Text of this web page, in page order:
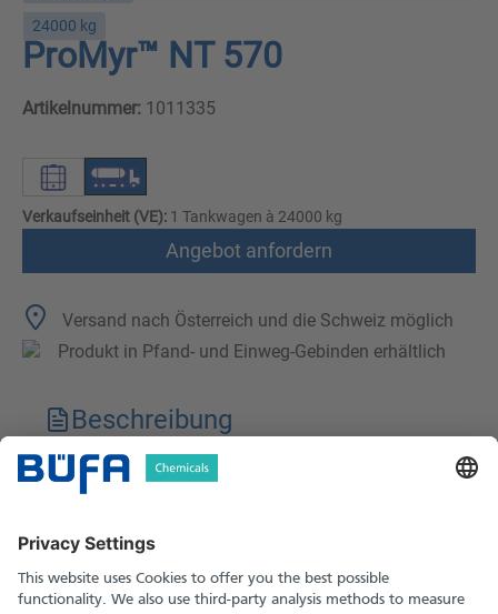
24000 kg
ProMyr™ NT 570
Artikelnummer: 1011335
Verkaufseinheit (VE): 1 Tankwagen à 24000 kg
Angebot anfordern
Versand nach Österreich und die Schweiz möglich
Produkt in Pfand- und Einweg-Gebinden erhältlich
Beschreibung
Technische Merkmale
Sicherheitshinweise